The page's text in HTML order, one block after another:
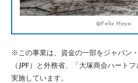
©Felix Hoya
※この事業は、資金の一部をジャパン
（JPF）と外務省、「大塚商会ハート
実施しています。